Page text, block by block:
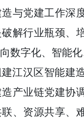
与党建工作深
解行业瓶颈、
数字化、智能
江汉区智能建
产业链党建协
、资源共享、